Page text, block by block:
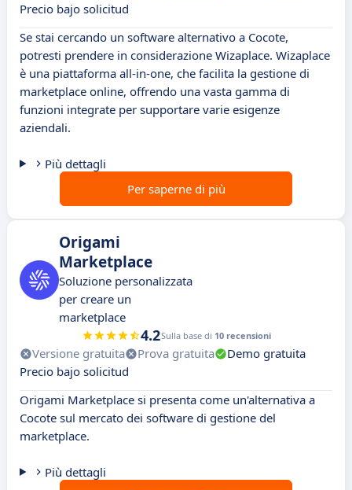
Precio bajo solicitud
Se stai cercando un software alternativo a Cocote,
potresti prendere in considerazione Wizaplace. Wizaplace
è una piattaforma all-in-one, che facilita la gestione di
marketplace online, offrendo una vasta gamma di
funzioni integrate per supportare varie esigenze
aziendali.
Più dettagli
Per saperne di più
Origami
Marketplace
Soluzione personalizzata
per creare un
marketplace
4.2Sulla base di 10 recensioni
Versione gratuita Prova gratuita
Demo gratuita
Precio bajo solicitud
Origami Marketplace si presenta come un'alternativa a
Cocote sul mercato dei software di gestione del
marketplace.
Più dettagli